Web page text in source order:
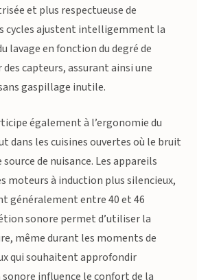
et plus respectueuse de
cycles ajustent intelligemment la
lavage en fonction du degré de
capteurs, assurant ainsi une
gaspillage inutile.
également à l’ergonomie du
dans les cuisines ouvertes où le bruit
de nuisance. Les appareils
moteurs à induction plus silencieux,
généralement entre 40 et 46
sonore permet d’utiliser la
même durant les moments de
qui souhaitent approfondir
influence le confort de la